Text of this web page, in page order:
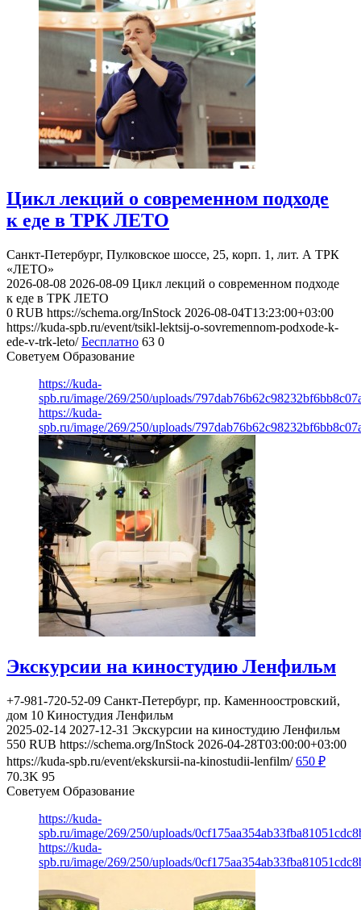
Цикл лекций о современном подходе
к еде в ТРК ЛЕТО
Санкт-Петербург, Пулковское шоссе, 25, корп. 1, лит. А ТРК
«ЛЕТО»
2026-08-08 2026-08-09 Цикл лекций о современном подходе
к еде в ТРК ЛЕТО
0 RUB https://schema.org/InStock 2026-08-04T13:23:00+03:00
https://kuda-spb.ru/event/tsikl-lektsij-o-sovremennom-podxode-k-
ede-v-trk-leto/ Бесплатно 63 0
Советуем Образование
https://kuda-
spb.ru/image/269/250/uploads/
https://kuda-
spb.ru/image/269/250/uploads/
Экскурсии на киностудию Ленфильм
+7-981-720-52-09 Санкт-Петербург, пр. Каменноостровский,
дом 10 Киностудия Ленфильм
2025-02-14 2027-12-31 Экскурсии на киностудию Ленфильм
550 RUB https://schema.org/InStock 2026-04-28T03:00:00+03:00
https://kuda-spb.ru/event/ekskursii-na-kinostudii-lenfilm/ 650 ₽
70.3K 95
Советуем Образование
https://kuda-
spb.ru/image/269/250/uploads/
https://kuda-
spb.ru/image/269/250/uploads/